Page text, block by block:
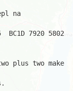
na
BC1D 7920 5802
plus two make